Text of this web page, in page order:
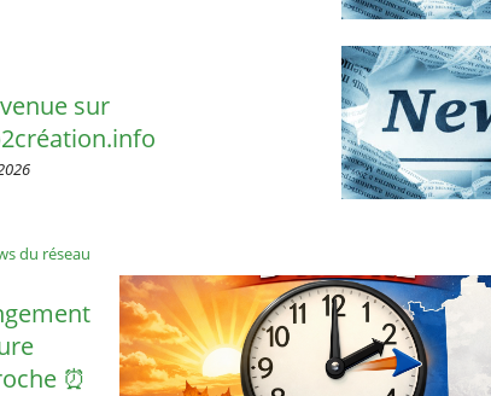
sur
du réseau
⏰